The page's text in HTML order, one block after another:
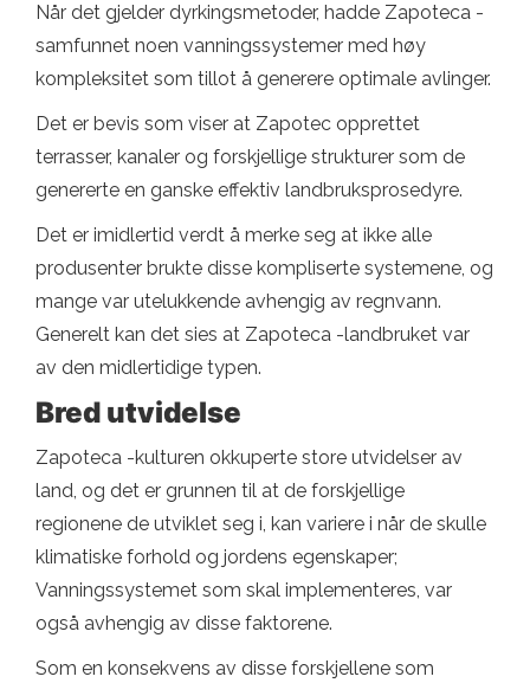
Når det gjelder dyrkingsmetoder, hadde Zapoteca -
samfunnet noen vanningssystemer med høy
kompleksitet som tillot å generere optimale avlinger.
Det er bevis som viser at Zapotec opprettet
terrasser, kanaler og forskjellige strukturer som de
genererte en ganske effektiv landbruksprosedyre.
Det er imidlertid verdt å merke seg at ikke alle
produsenter brukte disse kompliserte systemene, og
mange var utelukkende avhengig av regnvann.
Generelt kan det sies at Zapoteca -landbruket var
av den midlertidige typen.
Bred utvidelse
Zapoteca -kulturen okkuperte store utvidelser av
land, og det er grunnen til at de forskjellige
regionene de utviklet seg i, kan variere i når de skulle
klimatiske forhold og jordens egenskaper;
Vanningssystemet som skal implementeres, var
også avhengig av disse faktorene.
Som en konsekvens av disse forskjellene som